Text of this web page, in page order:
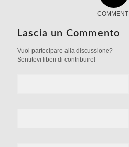
COMMENTI
Lascia un Commento
Vuoi partecipare alla discussione?
Sentitevi liberi di contribuire!